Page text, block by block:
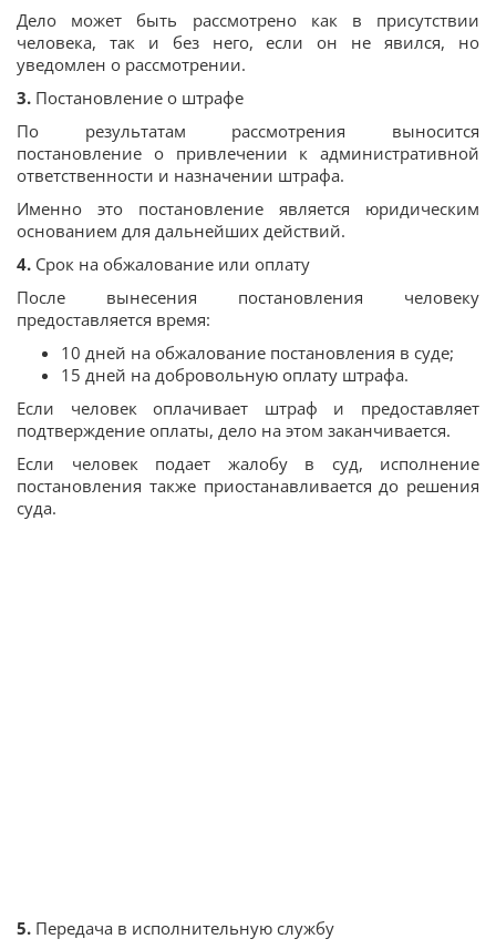
Дело может быть рассмотрено как в присутствии
человека, так и без него, если он не явился, но
уведомлен о рассмотрении.
3. Постановление о штрафе
По результатам рассмотрения выносится
постановление о привлечении к административной
ответственности и назначении штрафа.
Именно это постановление является юридическим
основанием для дальнейших действий.
4. Срок на обжалование или оплату
После вынесения постановления человеку
предоставляется время:
10 дней на обжалование постановления в суде;
15 дней на добровольную оплату штрафа.
Если человек оплачивает штраф и предоставляет
подтверждение оплаты, дело на этом заканчивается.
Если человек подает жалобу в суд, исполнение
постановления также приостанавливается до решения
суда.
5. Передача в исполнительную службу